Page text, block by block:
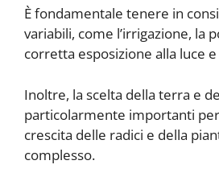
È fondamentale tenere in
variabili, come l’irrigazione, la
corretta esposizione alla luce
Inoltre, la scelta della terra e
particolarmente importanti
crescita delle radici e della
complesso.